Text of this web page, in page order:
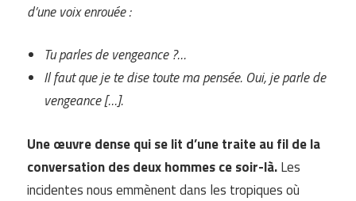
d’une voix enrouée :
Tu parles de vengeance ?…
Il faut que je te dise toute ma pensée. Oui, je parle de
vengeance […].
Une œuvre dense qui se lit d’une traite au fil de la
conversation des deux hommes ce soir-là.Les
incidentes nous emmènent dans les tropiques où